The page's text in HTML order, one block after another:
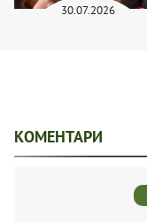
30.07.2026
КОМЕНТАРИ